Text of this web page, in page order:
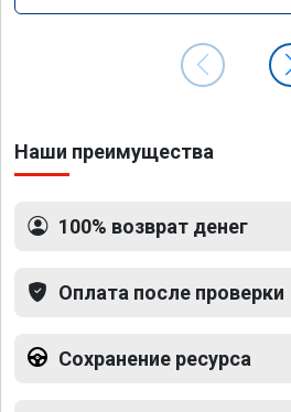
Наши преимущества
100% возврат денег
Оплата после проверки
Сохранение ресурса